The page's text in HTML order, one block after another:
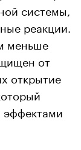
системы,
реакции.
меньше
от
открытие
эффектами